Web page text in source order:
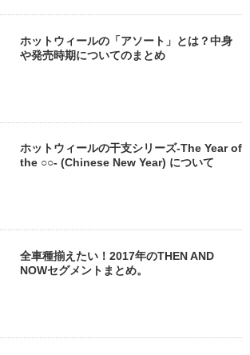
ホットウィールの「アソート」とは？中身
や発売時期についてのまとめ
ホットウィールの干支シリーズ-The Year of
the ○○- (Chinese New Year) について
全車種揃えたい！2017年のTHEN AND
NOWセグメントまとめ。